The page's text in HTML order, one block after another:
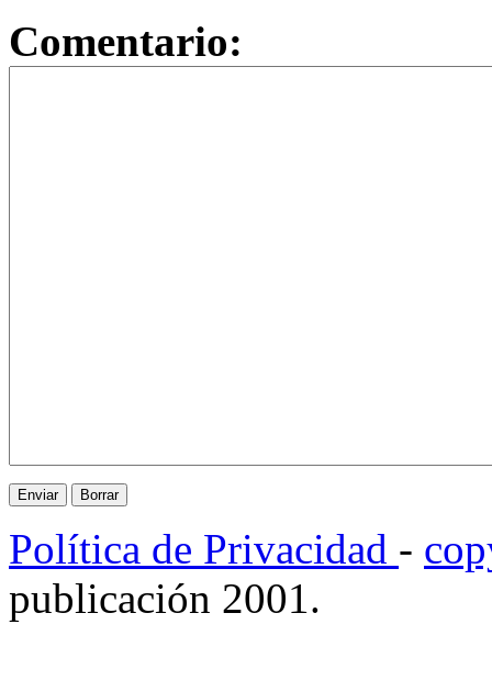
Comentario:
Política de Privacidad -
publicación 2001.